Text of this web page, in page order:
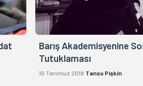
Barış Akademisyenine
Tutuklaması
10 Temmuz 2018 Tansu Pişkin